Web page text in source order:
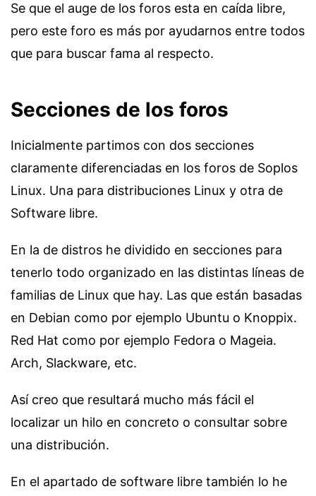
Se que el auge de los foros esta en caída libre,
pero este foro es más por ayudarnos entre todos
que para buscar fama al respecto.
Secciones de los foros
Inicialmente partimos con dos secciones
claramente diferenciadas en los foros de Soplos
Linux. Una para distribuciones Linux y otra de
Software libre.
En la de distros he dividido en secciones para
tenerlo todo organizado en las distintas líneas de
familias de Linux que hay. Las que están basadas
en Debian como por ejemplo Ubuntu o Knoppix.
Red Hat como por ejemplo Fedora o Mageia.
Arch, Slackware, etc.
Así creo que resultará mucho más fácil el
localizar un hilo en concreto o consultar sobre
una distribución.
En el apartado de software libre también lo he